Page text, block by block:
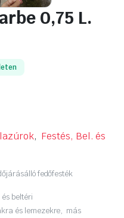
0,75 L.
, Festés, Bel. és
fedőfesték
beltéri
és lemezekre, más